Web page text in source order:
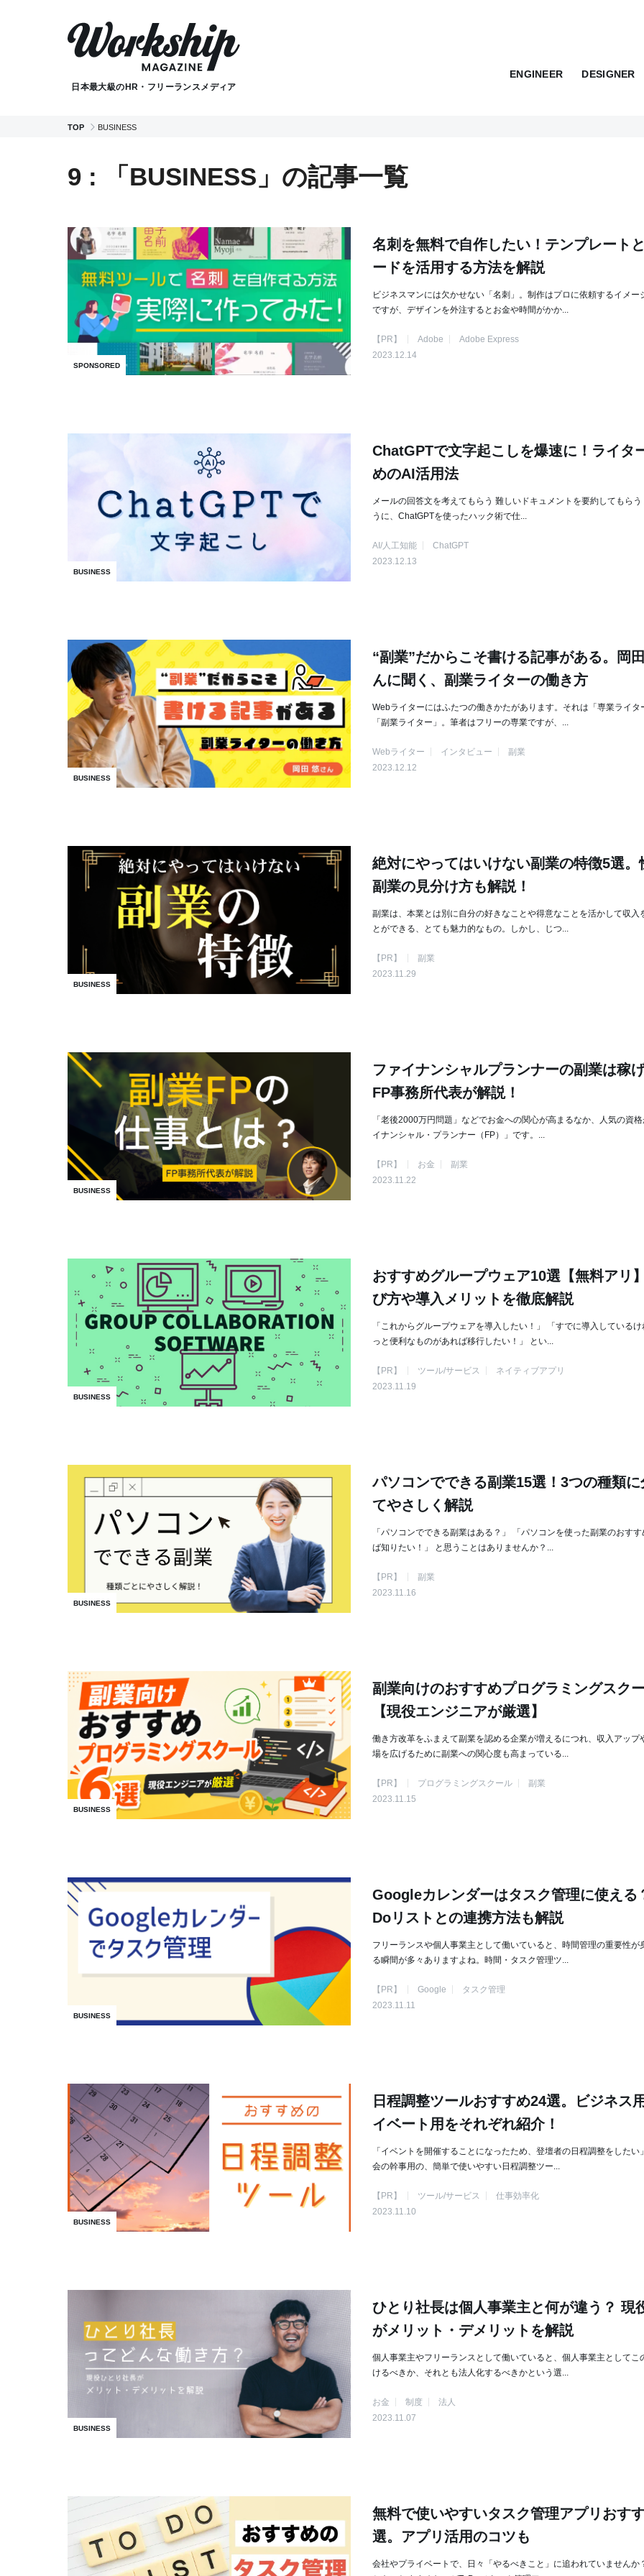
日本最大級のHR・フリーランスメディア
ENGINEER DESIGNER
TOP BUSINESS
9 : 「BUSINESS」の記事一覧
SPONSORED
名刺を無料で自作したい！テンプレート
ードを活用する方法を解説
ビジネスマンには欠かせない「名刺」。制作はプロに依頼するイメー
ですが、デザインを外注するとお金や時間がかか...
【PR】 Adobe
Adobe Express
2023.12.14
BUSINESS
ChatGPTで文字起こしを爆速に！ライタ
めのAI活用法
メールの回答文を考えてもらう 難しいドキュメントを要約してもらう
うに、ChatGPTを使ったハック術で仕...
AI/人工知能
ChatGPT
2023.12.13
BUSINESS
“副業”だからこそ書ける記事がある。岡
んに聞く、副業ライターの働き方
Webライターにはふたつの働きかたがあります。それは「専業ライタ
「副業ライター」。筆者はフリーの専業ですが、...
Webライター インタビュー
副業
2023.12.12
BUSINESS
絶対にやってはいけない副業の特徴5選。
副業の見分け方も解説！
副業は、本業とは別に自分の好きなことや得意なことを活かして収入
とができる、とても魅力的なもの。しかし、じつ...
【PR】
副業
2023.11.29
BUSINESS
ファイナンシャルプランナーの副業は稼
FP事務所代表が解説！
「老後2000万円問題」などでお金への関心が高まるなか、人気の資
イナンシャル・プランナー（FP）」です。...
【PR】 お金
副業
2023.11.22
BUSINESS
おすすめグループウェア10選【無料アリ
び方や導入メリットを徹底解説
「これからグループウェアを導入したい！」 「すでに導入しているけ
っと便利なものがあれば移行したい！」 とい...
【PR】 ツール/サービス
ネイティブアプリ
2023.11.19
BUSINESS
パソコンでできる副業15選！3つの種類に
てやさしく解説
「パソコンでできる副業はある？」 「パソコンを使った副業のおす
ば知りたい！」 と思うことはありませんか？...
【PR】
副業
2023.11.16
BUSINESS
副業向けのおすすめプログラミングスク
【現役エンジニアが厳選】
働き方改革をふまえて副業を認める企業が増えるにつれ、収入アップ
場を広げるために副業への関心度も高まっている...
【PR】 プログラミングスクール
副業
2023.11.15
BUSINESS
Googleカレンダーはタスク管理に使える
Doリストとの連携方法も解説
フリーランスや個人事業主として働いていると、時間管理の重要性が
る瞬間が多々ありますよね。時間・タスク管理ツ...
【PR】 Google
タスク管理
2023.11.11
BUSINESS
日程調整ツールおすすめ24選。ビジネス
イベート用をそれぞれ紹介！
「イベントを開催することになったため、登壇者の日程調整をしたい
会の幹事用の、簡単で使いやすい日程調整ツー...
【PR】 ツール/サービス
仕事効率化
2023.11.10
BUSINESS
ひとり社長は個人事業主と何が違う？ 現
がメリット・デメリットを解説
個人事業主やフリーランスとして働いていると、個人事業主としてこ
けるべきか、それとも法人化するべきかという選...
お金 制度
法人
2023.11.07
無料で使いやすいタスク管理アプリおす
選。アプリ活用のコツも
会社やプライベートで、日々「やるべきこと」に追われていませんか